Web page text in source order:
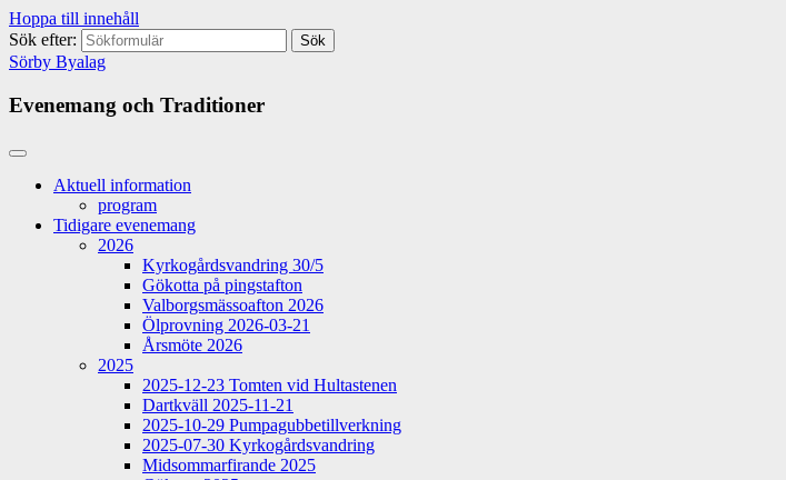
Hoppa till innehåll
Sök efter:
Sörby Byalag
Evenemang och Traditioner
Aktuell information
program
Tidigare evenemang
2026
Kyrkogårdsvandring 30/5
Gökotta på pingstafton
Valborgsmässoafton 2026
Ölprovning 2026-03-21
Årsmöte 2026
2025
2025-12-23 Tomten vid Hultastenen
Dartkväll 2025-11-21
2025-10-29 Pumpagubbetillverkning
2025-07-30 Kyrkogårdsvandring
Midsommarfirande 2025